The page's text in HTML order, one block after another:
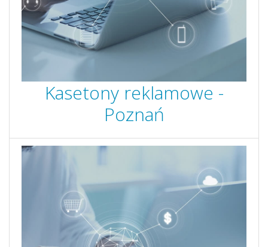
Kasetony reklamowe -
Poznań